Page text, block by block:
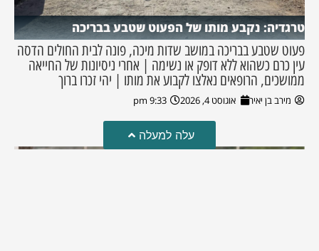
טרגדיה: נקבע מותו של הפעוט שטבע בבריכה
פעוט שטבע בבריכה במושב שדות מיכה, פונה לבית החולים הדסה
עין כרם כשהוא ללא דופק או נשימה | אחרי ניסיונות של החייאה
ממושכים, הרופאים נאלצו לקבוע את מותו | יהי זכרו ברוך
מירב בן יאיר אוגוסט 4, 2026 9:33 pm
עלה למעלה